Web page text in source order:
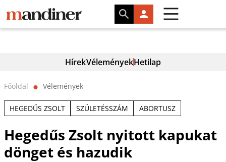
HírekVéleményekHetilap
Főoldal ⬤ Vélemények
HEGEDŰS ZSOLT SZÜLETÉSSZÁM ABORTUSZ
Hegedűs Zsolt nyitott kapukat
dönget és hazudik